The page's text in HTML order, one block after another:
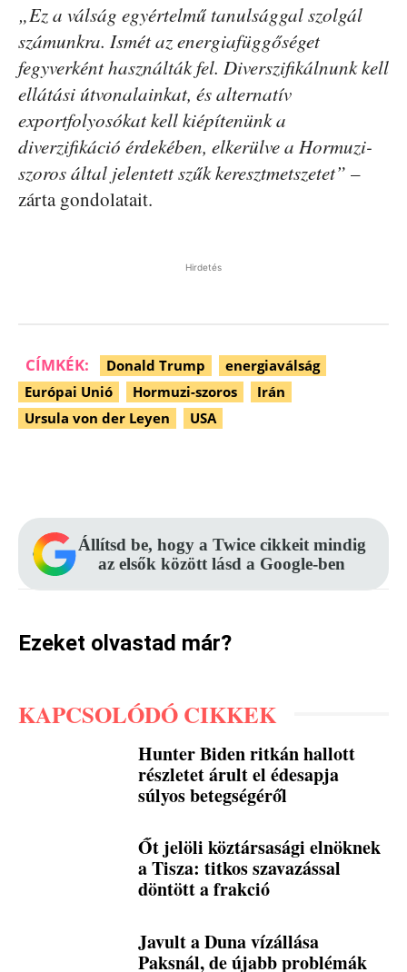
„Ez a válság egyértelmű tanulsággal szolgál
számunkra. Ismét az energiafüggőséget
fegyverként használták fel. Diverszifikálnunk kell
ellátási útvonalainkat, és alternatív
exportfolyosókat kell kiépítenünk a
diverzifikáció érdekében, elkerülve a Hormuzi-
szoros által jelentett szűk keresztmetszetet” –
zárta gondolatait.
Hirdetés
CÍMKÉK: Donald Trump
energiaválság
Európai Unió
Hormuzi-szoros
Irán
Ursula von der Leyen
USA
Állítsd be, hogy a Twice cikkeit mindig
az elsők között lásd a Google-ben
Ezeket olvastad már?
KAPCSOLÓDÓ CIKKEK
Hunter Biden ritkán hallott
részletet árult el édesapja
súlyos betegségéről
Őt jelöli köztársasági elnöknek
a Tisza: titkos szavazással
döntött a frakció
Javult a Duna vízállása
Paksnál, de újabb problémák